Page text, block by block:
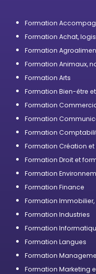
Formation
Formation Achat,
Formation
Formation Animaux,
Formation Arts
Formation Bien-être
Formation
Formation
Formation
Formation Création
Formation Droit et
Formation
Formation Finance
Formation Immobilier,
Formation Industries
Formation
Formation Langues
Formation
Formation Marketing